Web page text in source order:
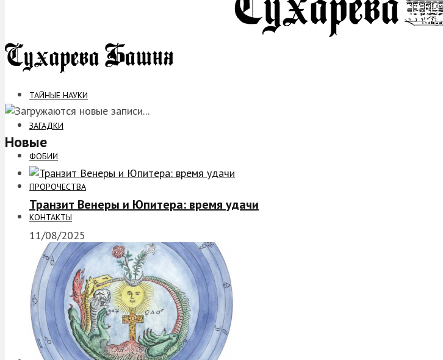
ТАЙНЫЕ НАУКИ
ЗАГАДКИ
ФОБИИ
ПРОРОЧЕСТВА
КОНТАКТЫ
Новые
Транзит Венеры и Юпитера: время удачи
11/08/2025